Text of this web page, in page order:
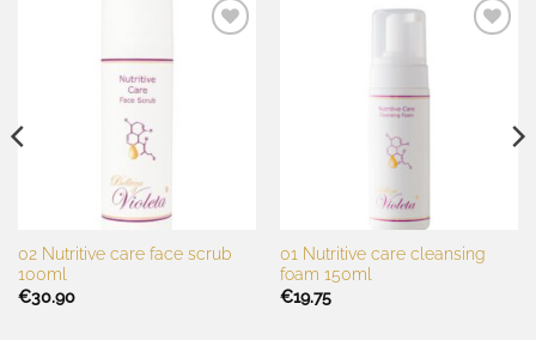
02 Nutritive care face scrub
100ml
€30.90
01 Nutritive care cleansing
foam 150ml
€19.75